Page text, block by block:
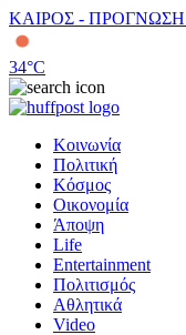
ΚΑΙΡΟΣ -
34°C
Κοινωνία
Πολιτική
Κόσμος
Οικονομία
Άποψη
Life
Entertainment
Πολιτισμός
Αθλητικά
Video